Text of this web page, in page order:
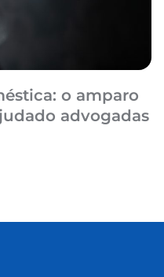
o amparo
advogadas